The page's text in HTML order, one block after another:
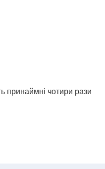
принаймні чотири рази